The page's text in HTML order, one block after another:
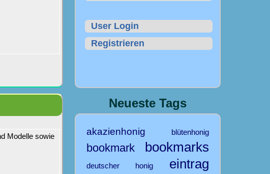
Modelle sowie
User Login
Registrieren
Neueste Tags
akazienhonig blütenhonig
bookmark bookmarks
deutscher honig eintrag